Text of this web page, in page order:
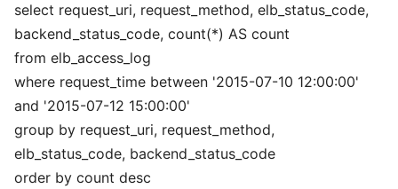
select request_uri, request_method, elb_status_code,
backend_status_code, count(*) AS count
from elb_access_log
where request_time between '2015-07-10 12:00:00'
and '2015-07-12 15:00:00'
group by request_uri, request_method,
elb_status_code, backend_status_code
order by count desc